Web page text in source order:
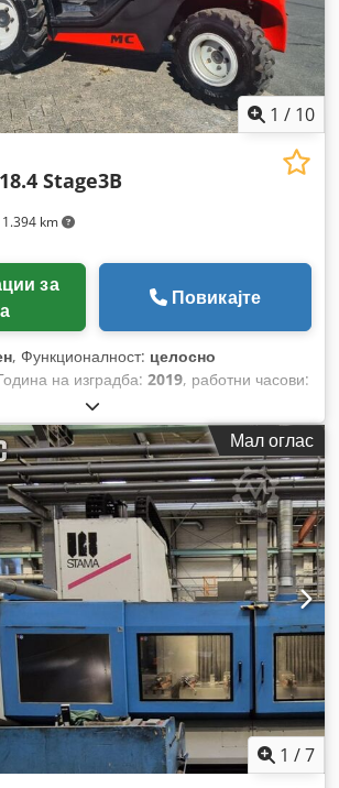
1 / 10
1.394 km
Stage3B
Повикајте
, Функционалност: целосно
на изградба: 2019, работни часови:
1.800 кг
мм, слободно подигање:150 мм, тип
, тип на јарбол:дуплекс, градежна
, моќ:26 kW (35,35 коњски сили),
1.200 мм, празна тежина:3.562 кг,
мм, тип на погон:Diesel, градежна
,
Мал оглас
1 /7